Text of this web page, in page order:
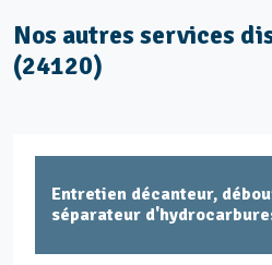
Nos autres services
(24120)
Entretien décanteur,
séparateur